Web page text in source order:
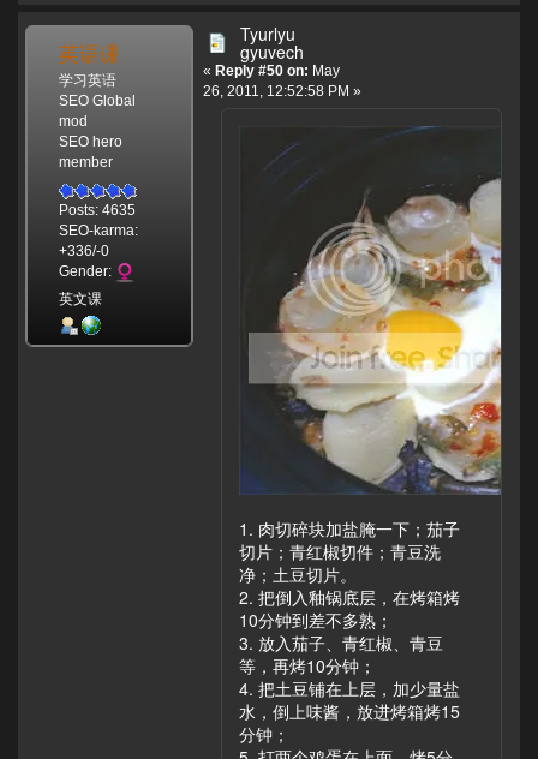
英语课
学习英语
SEO Global
mod
SEO hero
member
Posts: 4635
SEO-karma:
+336/-0
Gender:
英文课
Tyurlyu
gyuvech
« Reply #50 on: May
26, 2011, 12:52:58 PM »
1. 肉切碎块加盐腌一下；茄子
切片；青红椒切件；青豆洗
净；土豆切片。
2. 把倒入釉锅底层，在烤箱烤
10分钟到差不多熟；
3. 放入茄子、青红椒、青豆
等，再烤10分钟；
4. 把土豆铺在上层，加少量盐
水，倒上味酱，放进烤箱烤15
分钟；